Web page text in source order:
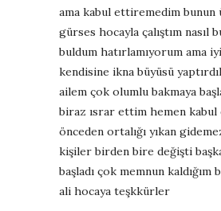
ama kabul ettiremedim bunun
gürses hocayla çalıştım nasıl
buldum hatırlamıyorum ama
kendisine ikna büyüsü
ailem çok olumlu bakmaya
biraz ısrar ettim hemen
önceden ortalığı yıkan
kişiler birden bire değişti
başladı çok memnun kaldığım
ali hocaya teşkkürler